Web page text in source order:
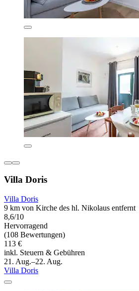
Villa Doris
Villa Doris
9 km von Kirche des hl. Nikolaus entfernt
8,6/10
Hervorragend
(108 Bewertungen)
113 €
inkl. Steuern & Gebühren
21. Aug.–22. Aug.
Villa Doris